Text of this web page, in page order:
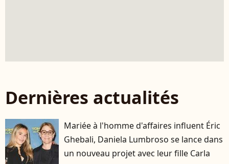
Dernières actualités
Mariée à l'homme d'affaires influent Éric
Ghebali, Daniela Lumbroso se lance dans
un nouveau projet avec leur fille Carla